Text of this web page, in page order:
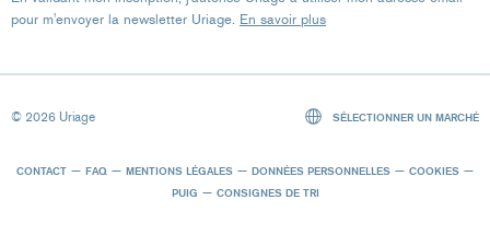
pour m'envoyer la newsletter Uriage. En savoir plus
© 2026 Uriage
CONTACT FAQ MENTIONS LÉGALES DONNÉES PERSONNELLES
COOKIES
PUIG
CONSIGNES DE TRI
SÉLECTIONNER UN MARCHÉ